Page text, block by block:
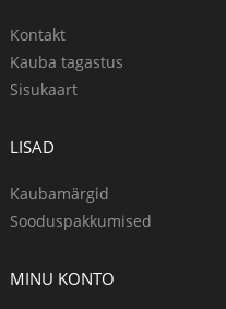
Kontakt
Kauba tagastus
Sisukaart
LISAD
Kaubamärgid
Sooduspakkumised
MINU KONTO